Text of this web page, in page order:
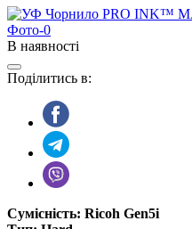
В наявності
Поділитись в:
Сумісність: Ricoh Gen5i